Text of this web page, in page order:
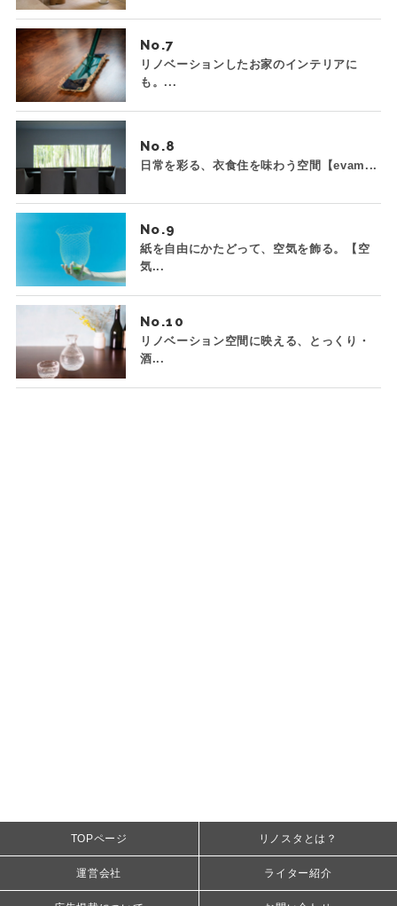
No.
リノベーションしたお家のインテリアに
も。...
No.
日常を彩る、衣食住を味わう空間【evam...
No.
紙を自由にかたどって、空気を飾る。【空
気...
No.
リノベーション空間に映える、とっくり・
酒...
TOPページ リノスタとは？
運営会社 ライター紹介